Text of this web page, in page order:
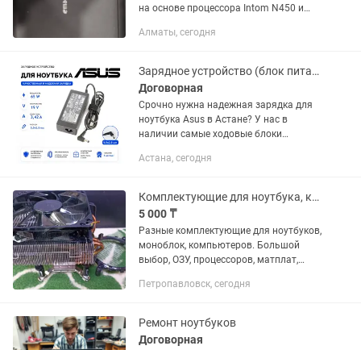
на основе процессора Intom N450 и
работы и домашних заданий Модель:
Алматы, сегодня
Зарядное устройство (блок питания) для ноутбука Asus 19V 3.42A 65W толстый
Договорная
Срочно нужна надежная зарядка для
ноутбука Asus в Астане? У нас в
наличии самые ходовые блоки
Этот адаптер мощностью 65W со
разъемом...
Астана, сегодня
Комплектующие для ноутбука, компьютеров ОЗУ
5 000 ₸
Разные комплектующие для ноутбуков,
моноблок, компьютеров. Большой
выбор, ОЗУ, процессоров, матплат,
Петропавловск, сегодня
Ремонт ноутбуков
Договорная